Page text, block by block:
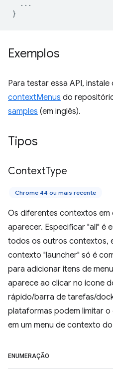
...
}
Exemplos
Para testar essa API, instale
contextMenus do
samples (em inglês).
Tipos
ContextType
Chrome 44 ou mais recente
Os diferentes contextos em
aparecer. Especificar "all" é
todos os outros contextos,
contexto "launcher" só é
para adicionar itens de
aparece ao clicar no ícone
rápido/barra de tarefas/
plataformas podem limitar
em um menu de contexto
ENUMERAÇÃO